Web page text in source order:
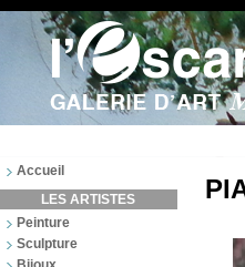
Accueil
LES ARTISTES
Peinture
Sculpture